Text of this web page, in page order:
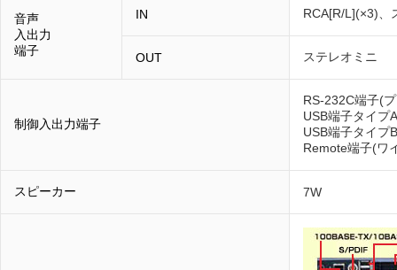
音声
入出力
端子
IN RCA[R/L](×3)、
OUT ステレオミニ
制御入出力端子
RS-232C端子(
USB端子タイプ
USB端子タイプ
Remote端子(ワ
スピーカー 7W